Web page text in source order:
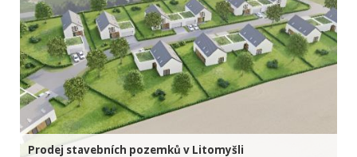
Prodej stavebních pozemků v Litomyšli